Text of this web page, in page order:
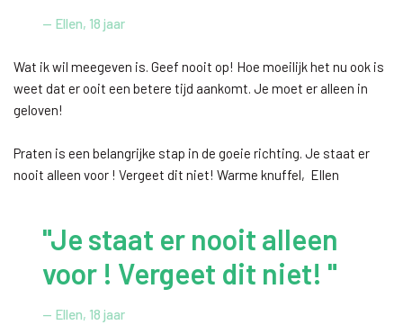
— Ellen, 18 jaar
Wat ik wil meegeven is. Geef nooit op! Hoe moeilijk het nu ook is
weet dat er ooit een betere tijd aankomt. Je moet er alleen in
geloven!
Praten is een belangrijke stap in de goeie richting. Je staat er
nooit alleen voor ! Vergeet dit niet! Warme knuffel, Ellen
"Je staat er nooit alleen
voor ! Vergeet dit niet! "
— Ellen, 18 jaar